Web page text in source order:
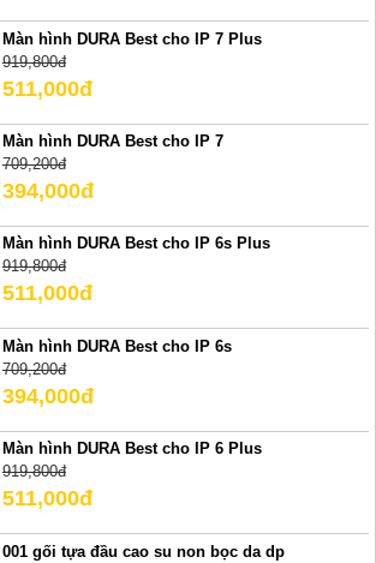
Màn hình DURA Best cho IP 7 Plus
919,800đ
511,000đ
Màn hình DURA Best cho IP 7
709,200đ
394,000đ
Màn hình DURA Best cho IP 6s Plus
919,800đ
511,000đ
Màn hình DURA Best cho IP 6s
709,200đ
394,000đ
Màn hình DURA Best cho IP 6 Plus
919,800đ
511,000đ
001 gối tựa đầu cao su non bọc da dp